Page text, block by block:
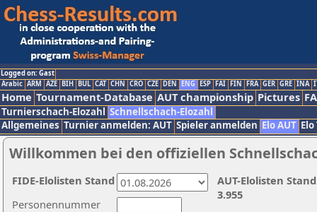
Logged on: Gast
Arabic ARM AZE BIH BUL CAT CHN CRO CZE DEN ENG ESP FAI FIN FRA GER GRE INA
Home Tournament-Database AUT championship Pictures
Turnierschach-Elozahl Schnellschach-Elozahl
Allgemeines Turnier anmelden: AUT Spieler anmelden Elo AUT
Willkommen bei den offiziellen
Personennummer
AUT-Elolisten
3.955
FIDE-Elolisten Stand